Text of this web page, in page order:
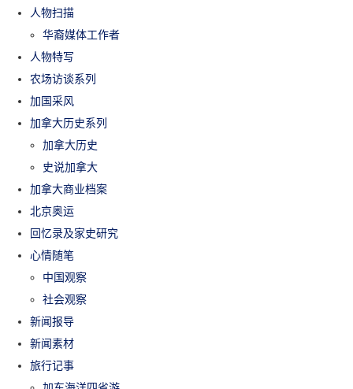
人物扫描
华裔媒体工作者
人物特写
农场访谈系列
加国采风
加拿大历史系列
加拿大历史
史说加拿大
加拿大商业档案
北京奥运
回忆录及家史研究
心情随笔
中国观察
社会观察
新闻报导
新闻素材
旅行记事